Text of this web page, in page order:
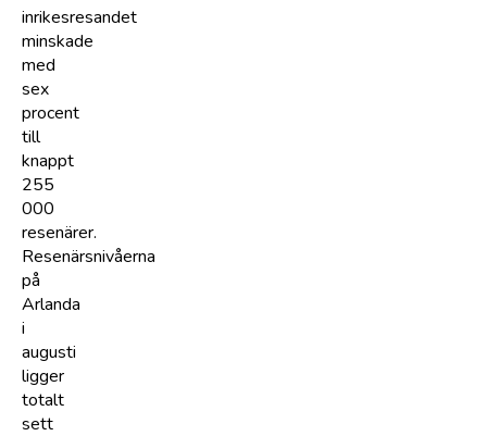
inrikesresandet
minskade
med
sex
procent
till
knappt
255
000
resenärer.
Resenärsnivåerna
på
Arlanda
i
augusti
ligger
totalt
sett